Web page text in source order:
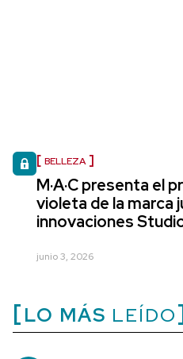
BELLEZA
M·A·C presenta el
violeta de la marca
innovaciones
junio 3, 2026
LO MÁS LEÍDO